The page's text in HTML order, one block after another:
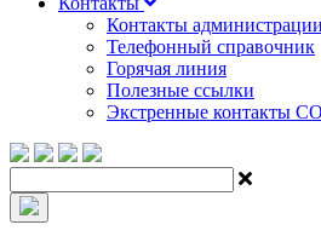
Контакты администрации
Телефонный справочник
Горячая линия
Полезные ссылки
Экстренные контакты